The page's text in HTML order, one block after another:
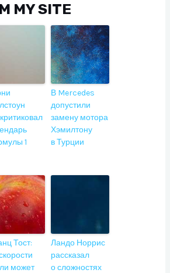
MY SITE
1
В Mercedes
допустили
замену мотора
Хэмилтону
в Турции
Тост:
может
Ландо Норрис
рассказал
о сложностях